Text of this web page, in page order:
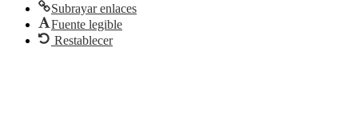
Subrayar enlaces
Fuente legible
Restablecer